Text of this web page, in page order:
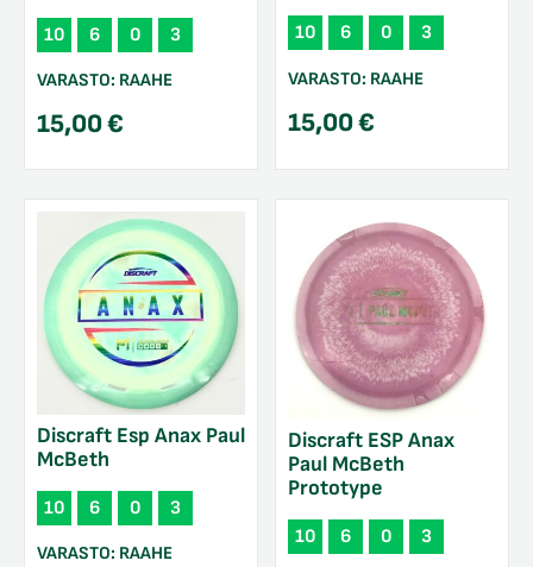
10 6 0 3
VARASTO: RAAHE
15,00€
10 6 0 3
VARASTO: RAAHE
15,00€
Discraft Esp Anax Paul
McBeth
10 6 0 3
VARASTO: RAAHE
Discraft ESP Anax
Paul McBeth
Prototype
10 6 0 3